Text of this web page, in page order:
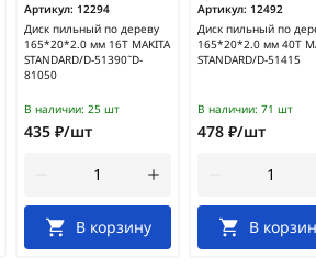
Артикул: 12294
Диск пильный по дереву
165*20*2.0 мм 16Т MAKITA
STANDARD/D-51390˜D-
81050
В наличии: 25 шт
435 ₽/шт
В корзину
Артикул: 12492
Диск пильный по
165*20*2.0 мм 40Т
STANDARD/D-51415
В наличии: 71 шт
478 ₽/шт
В